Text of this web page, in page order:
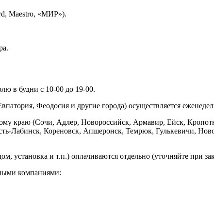
Maestro, «МИР»).
в будни с 10-00 до 19-00.
Феодосия и другие города) осуществляется
краю (Сочи, Адлер, Новороссийск, Армавир, Ейск,
Лабинск, Кореновск, Апшеронск, Темрюк, Гулькевичи,
установка и т.п.) оплачиваются отдельно (уточняйте при
компаниями: